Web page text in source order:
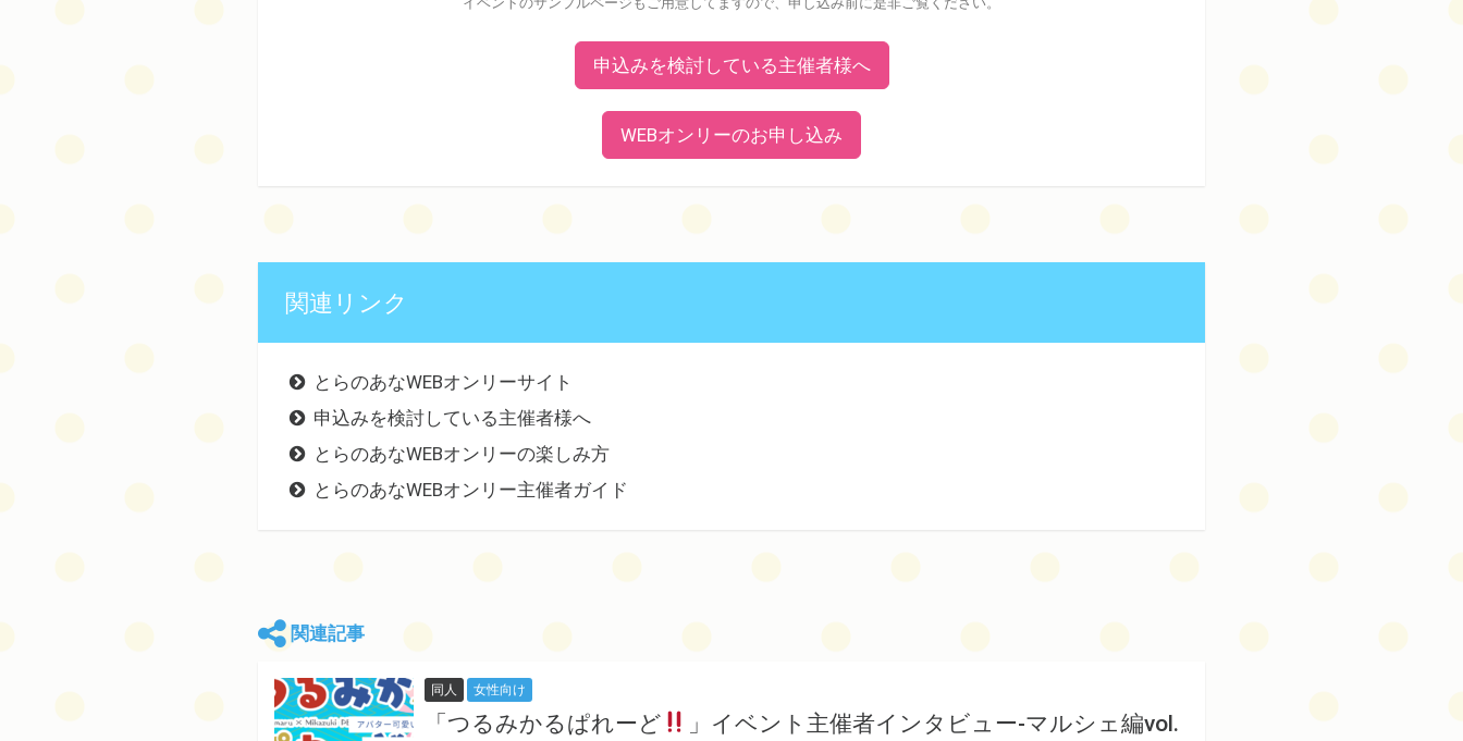
申込みを検討している主催者様へ
WEBオンリーのお申し込み
関連リンク
とらのあなWEBオンリーサイト
申込みを検討している主催者様へ
とらのあなWEBオンリーの楽しみ方
とらのあなWEBオンリー主催者ガイド
関連記事
同人 女性向け
「つるみかるぱれーど
」イベント主催者インタビュー-マルシェ編vol.